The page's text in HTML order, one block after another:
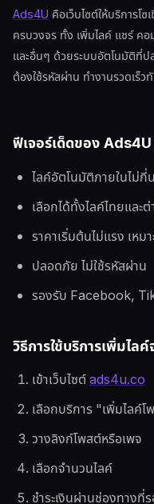
Ads4U คือเว็บไซต์ให้บริการโซ
ครบวงจร ทั้ง เพิ่มไลค์ แชร์ คอ
และอื่นๆ ด้วยระบบอัตโนมัติที่ป
ต้องใช้รหัสผ่าน ทำงานรวดเร็ว
ฟีเจอร์เด็ดของ
ไลค์อัตโนมัติภายในไม่กี่
เลือกได้ทั้งไลค์ไทยและ
ราคาเริ่มต้นไม่แรง เห
ปลอดภัย ไม่ใช้รหัสผ่าน
รองรับ Facebook,
วิธีการใช้บริการเพิ่มไล
เข้าเว็บไซต์ads4u.co
เลือกบริการ "เพิ่มไลค์
วางลิงก์โพสต์หรือเพจ
เลือกจำนวนไลค์
ชำระเงินผ่านช่องทางที่